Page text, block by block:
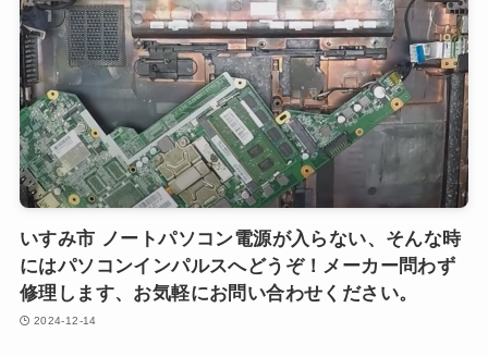
いすみ市 ノートパソコン電源が入らない、そんな時
にはパソコンインパルスへどうぞ！メーカー問わず
修理します、お気軽にお問い合わせください。
2024-12-14